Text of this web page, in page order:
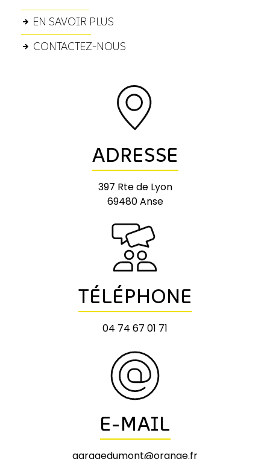
EN SAVOIR PLUS
CONTACTEZ-NOUS
ADRESSE
397 Rte de Lyon
69480 Anse
TÉLÉPHONE
04 74 67 01 71
E-MAIL
garagedumont@orange.fr